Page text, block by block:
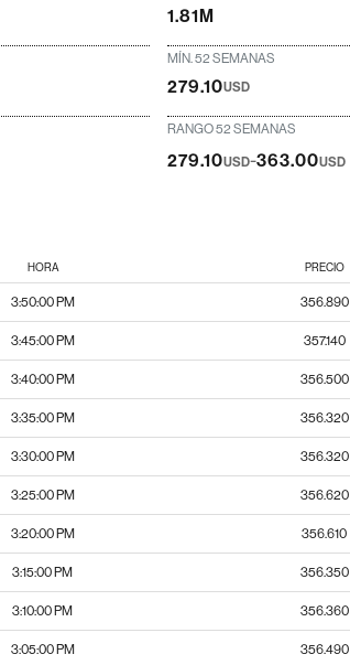
1.81M
MÍN. 52 SEMANAS
279.10USD
RANGO 52 SEMANAS
279.10USD-363.00USD
HORA PRECIO
3:50:00 PM 356.890
3:45:00 PM 357.140
3:40:00 PM 356.500
3:35:00 PM 356.320
3:30:00 PM 356.320
3:25:00 PM 356.620
3:20:00 PM 356.610
3:15:00 PM 356.350
3:10:00 PM 356.360
3:05:00 PM 356.490